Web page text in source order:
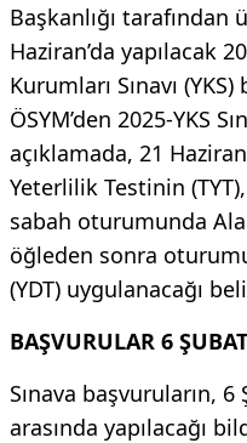
Başkanlığı
Haziran’da yapılacak
Kurumları Sınavı
ÖSYM’den 2025-YKS
açıklamada, 21
Yeterlilik Testinin
sabah oturumunda
öğleden sonra
(YDT) uygulanacağı
BAŞVURULAR 6
Sınava başvuruların,
arasında yapılacağı